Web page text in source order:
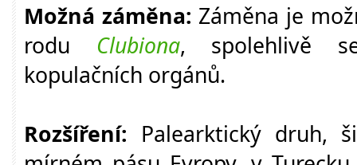
Možná záměna: Záměna je
rodu Clubiona, spolehlivě
kopulačních orgánů.
Rozšíření: Palearktický druh,